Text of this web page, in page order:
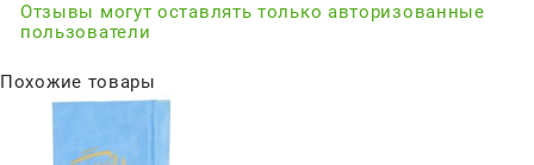
Отзывы могут оставлять только авторизованные
пользователи
Похожие товары